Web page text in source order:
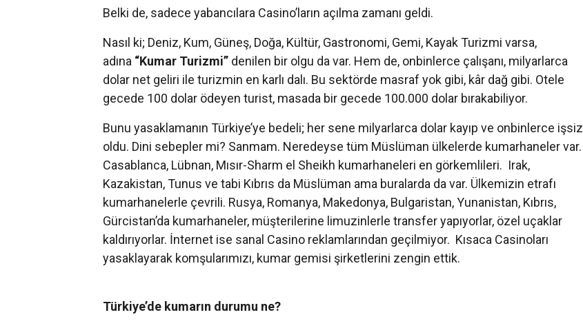
Belki de, sadece yabancılara Casino’ların açılma zamanı geldi.
Nasıl ki; Deniz, Kum, Güneş, Doğa, Kültür, Gastronomi, Gemi, Kayak Turizmi varsa,
adına “Kumar Turizmi” denilen bir olgu da var. Hem de, onbinlerce çalışanı, milyarlarca
dolar net geliri ile turizmin en karlı dalı. Bu sektörde masraf yok gibi, kâr dağ gibi. Otele
gecede 100 dolar ödeyen turist, masada bir gecede 100.000 dolar bırakabiliyor.
Bunu yasaklamanın Türkiye’ye bedeli; her sene milyarlarca dolar kayıp ve onbinlerce işsiz
oldu. Dini sebepler mi? Sanmam. Neredeyse tüm Müslüman ülkelerde kumarhaneler var.
Casablanca, Lübnan, Mısır-Sharm el Sheikh kumarhaneleri en görkemlileri. Irak,
Kazakistan, Tunus ve tabi Kıbrıs da Müslüman ama buralarda da var. Ülkemizin etrafı
kumarhanelerle çevrili. Rusya, Romanya, Makedonya, Bulgaristan, Yunanistan, Kıbrıs,
Gürcistan’da kumarhaneler, müşterilerine limuzinlerle transfer yapıyorlar, özel uçaklar
kaldırıyorlar. İnternet ise sanal Casino reklamlarından geçilmiyor. Kısaca Casinoları
yasaklayarak komşularımızı, kumar gemisi şirketlerini zengin ettik.
Türkiye’de kumarın durumu ne?